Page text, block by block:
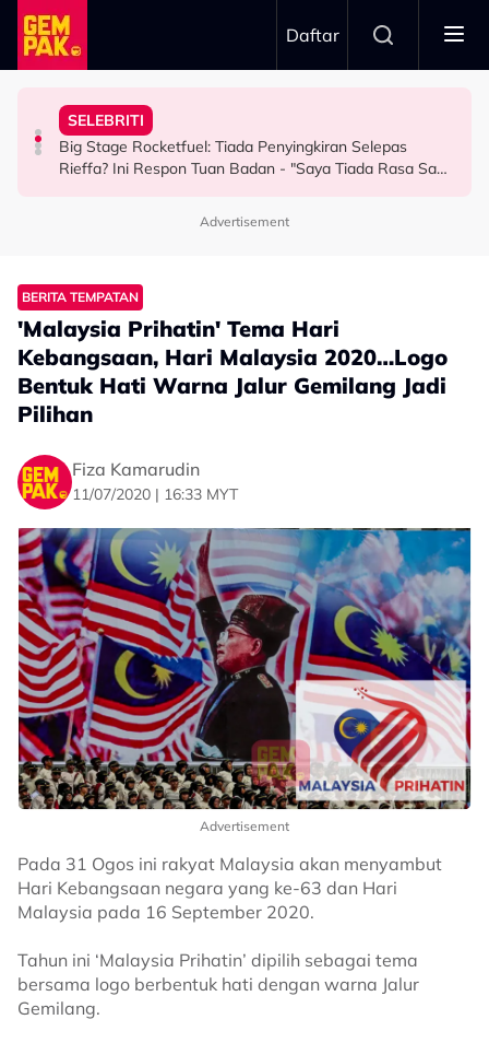
Skip to main content
Daftar
BERITA
Aliff Rakib Hadiah Rumah RM1 Juta Kepada Ibu Bapa
SELEBRITI
Big Stage Rocketfuel: Tiada Penyingkiran Selepas
Rieffa? Ini Respon Tuan Badan - "Saya Tiada Rasa Sakit
BERITA
Atlet Golf Tidak Diculik, ‘Lari’ ke Bangkok Sebab
Keluarga Rasa Bakal Suami Tak Setaraf
HIBURAN
10 Tahun Solat Atas Kerusi, Maria Tengku Sabri Syukur
Boleh Solat Berdiri Selepas…
Advertisement
BERITA TEMPATAN
'Malaysia Prihatin' Tema Hari
Kebangsaan, Hari Malaysia 2020…Logo
Bentuk Hati Warna Jalur Gemilang Jadi
Pilihan
Fiza Kamarudin
11/07/2020 | 16:33 MYT
Advertisement
Pada 31 Ogos ini rakyat Malaysia akan menyambut
Hari Kebangsaan negara yang ke-63 dan Hari
Malaysia pada 16 September 2020.
Tahun ini ‘Malaysia Prihatin’ dipilih sebagai tema
bersama logo berbentuk hati dengan warna Jalur
Gemilang.